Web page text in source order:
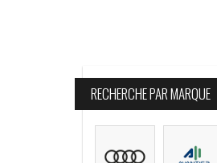
RECHERCHE PAR MARQUE